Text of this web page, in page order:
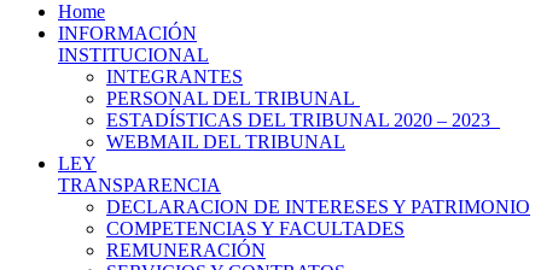
Home
INFORMACIÓN
INSTITUCIONAL
INTEGRANTES
PERSONAL DEL TRIBUNAL
ESTADÍSTICAS DEL TRIBUNAL 2020 – 2023
WEBMAIL DEL TRIBUNAL
LEY
TRANSPARENCIA
DECLARACION DE INTERESES Y PATRIMONIO
COMPETENCIAS Y FACULTADES
REMUNERACIÓN